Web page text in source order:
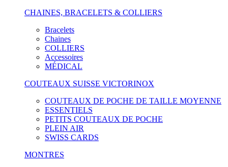
CHAINES, BRACELETS & COLLIERS
Bracelets
Chaines
COLLIERS
Accessoires
MÉDICAL
COUTEAUX SUISSE VICTORINOX
COUTEAUX DE POCHE DE TAILLE MOYENNE
ESSENTIELS
PETITS COUTEAUX DE POCHE
PLEIN AIR
SWISS CARDS
MONTRES